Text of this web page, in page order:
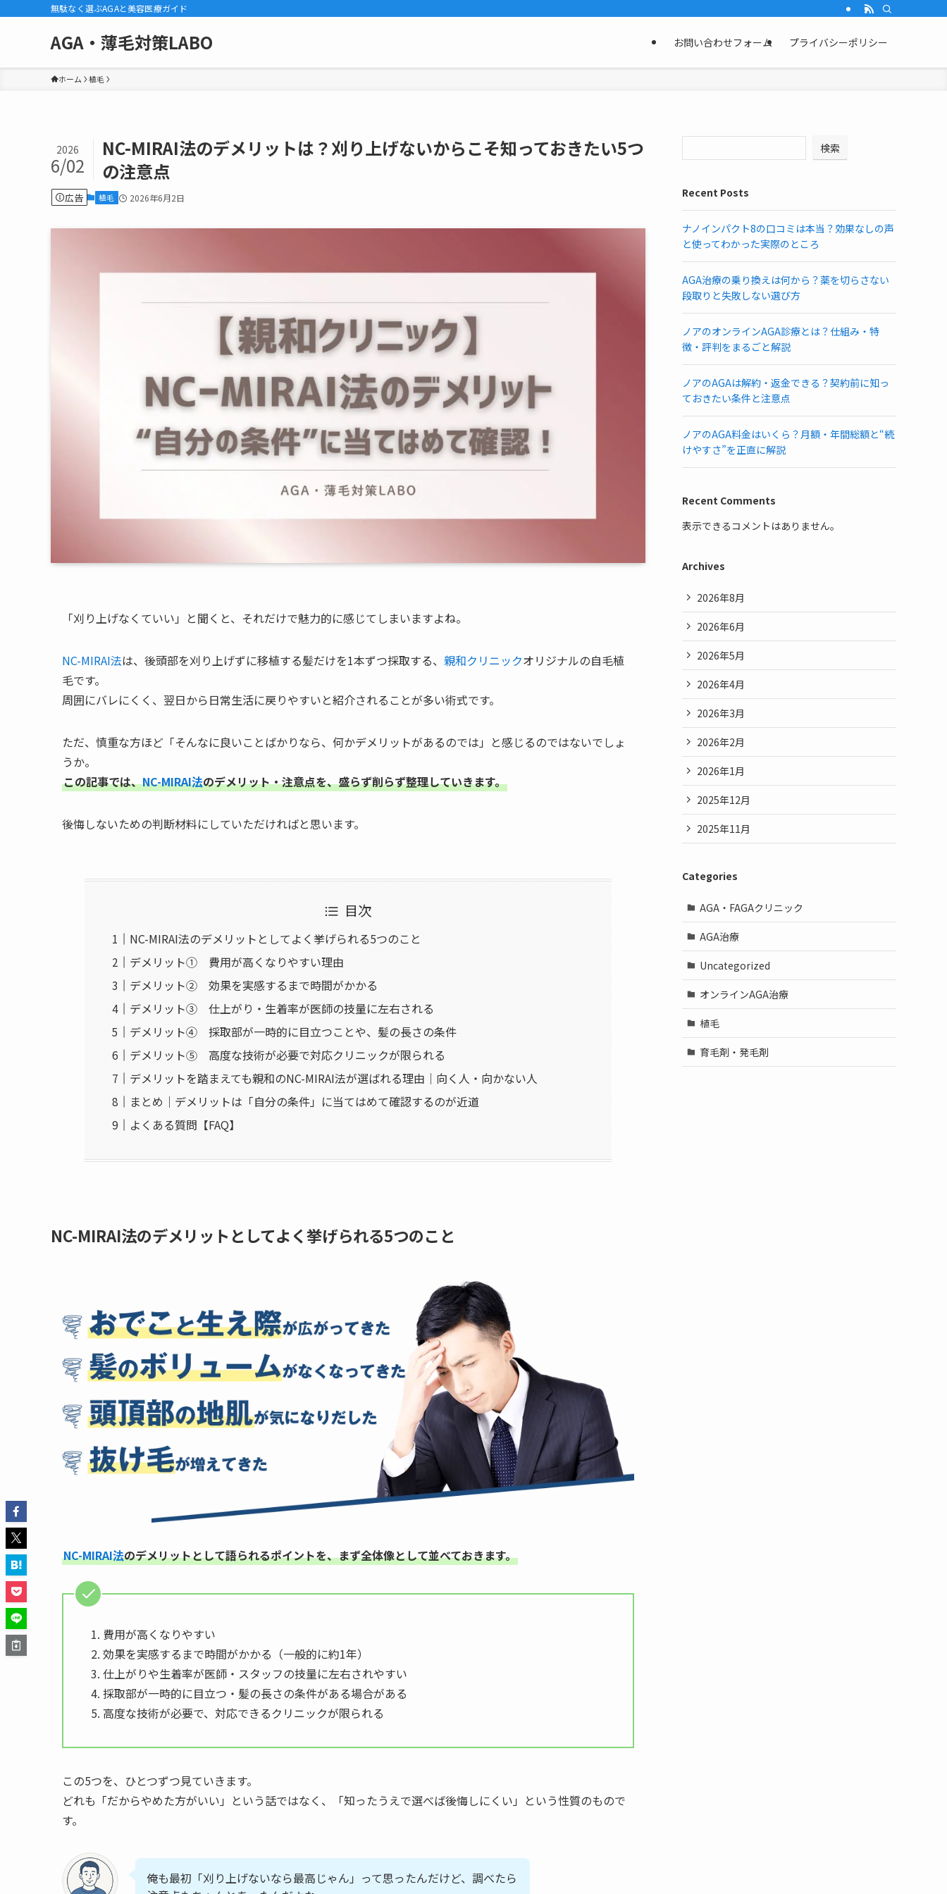
無駄なく選ぶAGAと美容医療ガイド
AGA・薄毛対策LABO お問い合わせフォーム プライバシーポリシー
ホーム 植毛
NC-MIRAI法のデメリットは？刈り上げないからこそ知っておきたい5つ
の注意点
2026
6/02
広告 植毛 2026年6月2日
「刈り上げなくていい」と聞くと、それだけで魅力的に感じてしまいますよね。
NC-MIRAI法は、後頭部を刈り上げずに移植する髪だけを1本ずつ採取する、 親和クリニックオリジナルの自毛植
毛です。
周囲にバレにくく、翌日から日常生活に戻りやすいと紹介されることが多い術式です。
ただ、慎重な方ほど「そんなに良いことばかりなら、何かデメリットがあるのでは」と感じるのではないでしょ
うか。
この記事では、NC-MIRAI法のデメリット・注意点を、盛らず削らず整理していきます。
後悔しないための判断材料にしていただければと思います。
目次
NC-MIRAI法のデメリットとしてよく挙げられる5つのこと
デメリット① 費用が高くなりやすい理由
デメリット② 効果を実感するまで時間がかかる
デメリット③ 仕上がり・生着率が医師の技量に左右される
デメリット④ 採取部が一時的に目立つことや、髪の長さの条件
デメリット⑤ 高度な技術が必要で対応クリニックが限られる
デメリットを踏まえても親和のNC-MIRAI法が選ばれる理由｜向く人・向かない人
まとめ｜デメリットは「自分の条件」に当てはめて確認するのが近道
よくある質問【FAQ】
NC-MIRAI法のデメリットとしてよく挙げられる5つのこと
NC-MIRAI法のデメリットとして語られるポイントを、まず全体像として並べておきます。
費用が高くなりやすい
効果を実感するまで時間がかかる（一般的に約1年）
仕上がりや生着率が医師・スタッフの技量に左右されやすい
採取部が一時的に目立つ・髪の長さの条件がある場合がある
高度な技術が必要で、対応できるクリニックが限られる
この5つを、ひとつずつ見ていきます。
どれも「だからやめた方がいい」という話ではなく、「知ったうえで選べば後悔しにくい」という性質のもので
す。
俺も最初「刈り上げないなら最高じゃん」って思ったんだけど、調べたら
検索
Recent Posts
ナノインパクト8の口コミは本当？効果なしの声
と使ってわかった実際のところ
AGA治療の乗り換えは何から？薬を切らさない
段取りと失敗しない選び方
ノアのオンラインAGA診療とは？仕組み・特
徴・評判をまるごと解説
ノアのAGAは解約・返金できる？契約前に知っ
ておきたい条件と注意点
ノアのAGA料金はいくら？月額・年間総額と“続
けやすさ”を正直に解説
Recent Comments
表示できるコメントはありません。
Archives
2026年8月
2026年6月
2026年5月
2026年4月
2026年3月
2026年2月
2026年1月
2025年12月
2025年11月
Categories
AGA・FAGAクリニック
AGA治療
Uncategorized
オンラインAGA治療
植毛
育毛剤・発毛剤